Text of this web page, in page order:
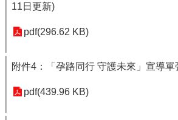
11日更新)
pdf(296.62 KB)
附件4：「孕路同行 守護未來」宣導單
pdf(439.96 KB)